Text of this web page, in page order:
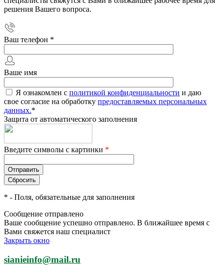
решения Вашего вопроса.
Ваш телефон *
Ваше имя
Я ознакомлен с политикой конфиденциальности и даю
свое согласие на обработку предоставляемых персональных
данных.*
Защита от автоматического заполнения
Введите символы с картинки *
* - Поля, обязательные для заполнения
Сообщение отправлено
Ваше сообщение успешно отправлено. В ближайшее время с
Вами свяжется наш специалист
Закрыть окно
sianieinfo@mail.ru